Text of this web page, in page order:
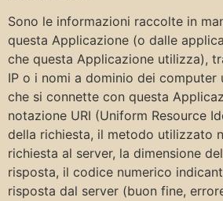
Sono le informazioni raccolte in
questa Applicazione (o dalle
che questa Applicazione utilizza),
IP o i nomi a dominio dei computer
che si connette con questa
notazione URI (Uniform Resource
della richiesta, il metodo utilizzato
richiesta al server, la dimensione
risposta, il codice numerico
risposta dal server (buon fine,